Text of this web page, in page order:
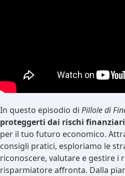
In questo episodio di Pillole di
proteggerti dai rischi finanziari
per il tuo futuro economico.
consigli pratici, esploriamo le
riconoscere, valutare e gestire i
risparmiatore affronta. Dalla